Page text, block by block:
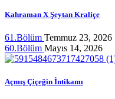
Kahraman X Şeytan Kraliçe
61.Bölüm Temmuz 23, 2026
60.Bölüm Mayıs 14, 2026
Açmış Çiçeğin İntikamı